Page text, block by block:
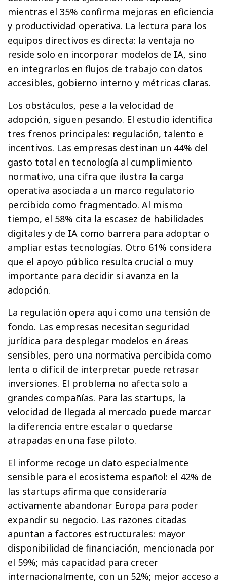
mientras el 35% confirma mejoras en eficiencia
y productividad operativa. La lectura para los
equipos directivos es directa: la ventaja no
reside solo en incorporar modelos de IA, sino
en integrarlos en flujos de trabajo con datos
accesibles, gobierno interno y métricas claras.
Los obstáculos, pese a la velocidad de
adopción, siguen pesando. El estudio identifica
tres frenos principales: regulación, talento e
incentivos. Las empresas destinan un 44% del
gasto total en tecnología al cumplimiento
normativo, una cifra que ilustra la carga
operativa asociada a un marco regulatorio
percibido como fragmentado. Al mismo
tiempo, el 58% cita la escasez de habilidades
digitales y de IA como barrera para adoptar o
ampliar estas tecnologías. Otro 61% considera
que el apoyo público resulta crucial o muy
importante para decidir si avanza en la
adopción.
La regulación opera aquí como una tensión de
fondo. Las empresas necesitan seguridad
jurídica para desplegar modelos en áreas
sensibles, pero una normativa percibida como
lenta o difícil de interpretar puede retrasar
inversiones. El problema no afecta solo a
grandes compañías. Para las startups, la
velocidad de llegada al mercado puede marcar
la diferencia entre escalar o quedarse
atrapadas en una fase piloto.
El informe recoge un dato especialmente
sensible para el ecosistema español: el 42% de
las startups afirma que consideraría
activamente abandonar Europa para poder
expandir su negocio. Las razones citadas
apuntan a factores estructurales: mayor
disponibilidad de financiación, mencionada por
el 59%; más capacidad para crecer
internacionalmente, con un 52%; mejor acceso a